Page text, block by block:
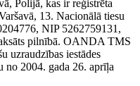
Polijā, kas ir reģistrēta
13. Nacionālā tiesu
NIP 5262759131,
pilnībā. OANDA TMS
uzraudzības iestādes
no 2004. gada 26. aprīļa